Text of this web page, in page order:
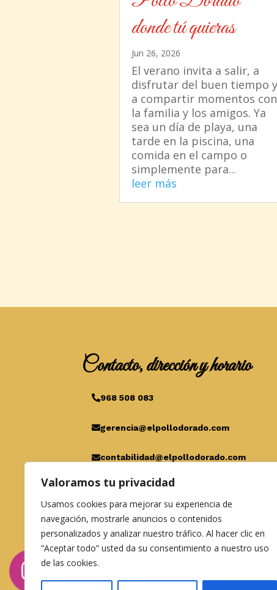
Valoramos tu privacidad
Usamos cookies para mejorar su experiencia de
navegación, mostrarle anuncios o contenidos
personalizados y analizar nuestro tráfico. Al hacer clic en
“Aceptar todo” usted da su consentimiento a nuestro uso
de las cookies.
donde tú quieras
Jun 26, 2026
El verano invita a salir, a
disfrutar del buen tiempo y
a compartir momentos con
la familia y los amigos. Ya
sea un día de playa, una
tarde en la piscina, una
comida en el campo o
simplemente para...
leer más
Contacto, dirección y horario
968 508 083
gerencia@elpollodorado.com
contabilidad@elpollodorado.com
C/Belgrado, 15, 30392 Cartagena
L/D 10:00-15:30h